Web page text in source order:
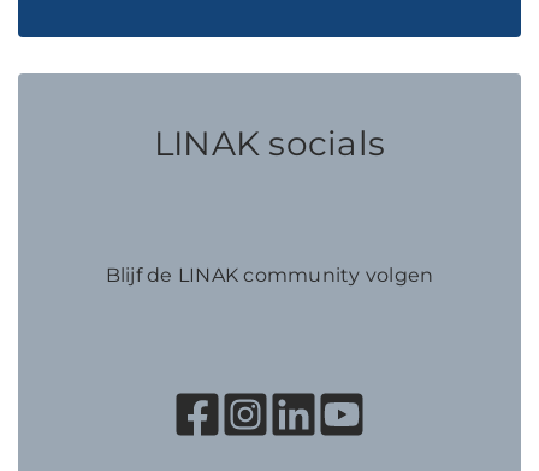
LINAK socials
Blijf de LINAK community volgen